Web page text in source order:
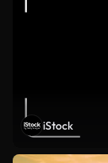
iStock